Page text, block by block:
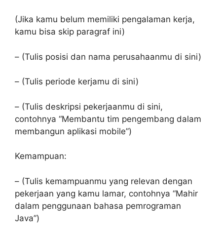
(Jika kamu belum memiliki pengalaman kerja,
kamu bisa skip paragraf ini)
– (Tulis posisi dan nama perusahaanmu di sini)
– (Tulis periode kerjamu di sini)
– (Tulis deskripsi pekerjaanmu di sini,
contohnya “Membantu tim pengembang dalam
membangun aplikasi mobile”)
Kemampuan:
– (Tulis kemampuanmu yang relevan dengan
pekerjaan yang kamu lamar, contohnya “Mahir
dalam penggunaan bahasa pemrograman
Java”)